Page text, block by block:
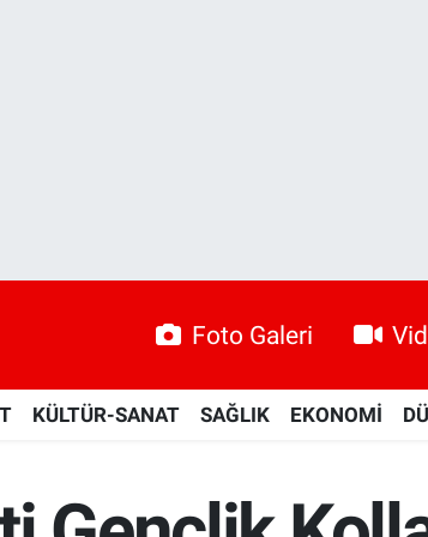
Foto Galeri
KÜLTÜR-SANAT SAĞLIK EKONOMİ